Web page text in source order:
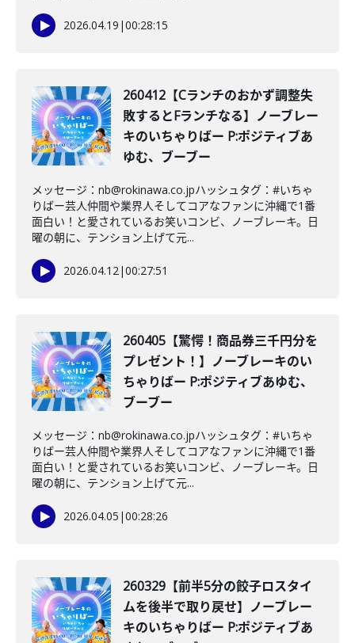
2026.04.19 |00:28:15
260412【Cランチのおかず調整失
敗するとFランチなる】ノーブレー
キのいちゃりばー P:ポジティブあ
ゆむ、ブーブー
メッセージ：nb@rokinawa.co.jpハッシュタグ：#いちゃ
りばー芸人仲間や業界人そしてコアなファンに沖縄で1番
面白い！と愛されているお笑いコンビ、ノーブレーキ。日
曜の朝に、テンション上げて元...
2026.04.12|00:27:51
260405【驚愕！商品券三千円分を
プレゼント！】ノーブレーキのい
ちゃりばー P:ポジティブあゆむ、
ブーブー
メッセージ：nb@rokinawa.co.jpハッシュタグ：#いちゃ
りばー芸人仲間や業界人そしてコアなファンに沖縄で1番
面白い！と愛されているお笑いコンビ、ノーブレーキ。日
曜の朝に、テンション上げて元...
2026.04.05 |00:28:26
260329【前半5分の餃子ロスタイ
ムを後半で取り戻せ】ノーブレー
キのいちゃりばー P:ポジティブあ